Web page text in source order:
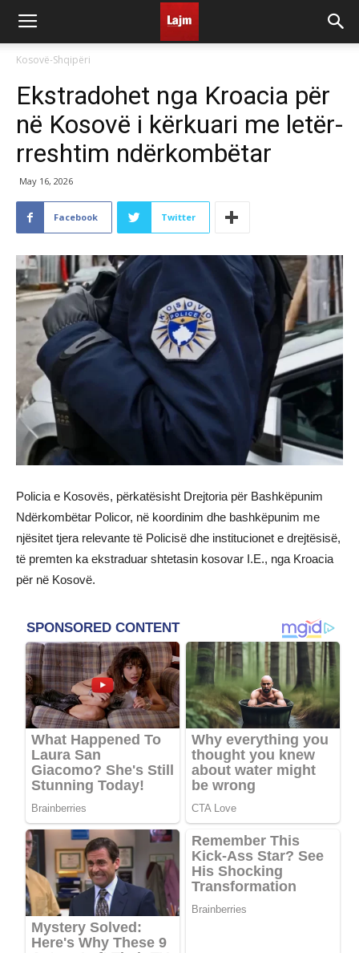
Kosovë-Shqipëri
Ekstradohet nga Kroacia për
në Kosovë i kërkuari me letër-
rreshtim ndërkombëtar
May 16, 2026
Facebook Twitter
Policia e Kosovës, përkatësisht Drejtoria për Bashkëpunim
Ndërkombëtar Policor, në koordinim dhe bashkëpunim me
njësitet tjera relevante të Policisë dhe institucionet e drejtësisë,
të premten ka ekstraduar shtetasin kosovar I.E., nga Kroacia
për në Kosovë.